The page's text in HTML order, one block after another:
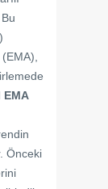
EMA
Önceki